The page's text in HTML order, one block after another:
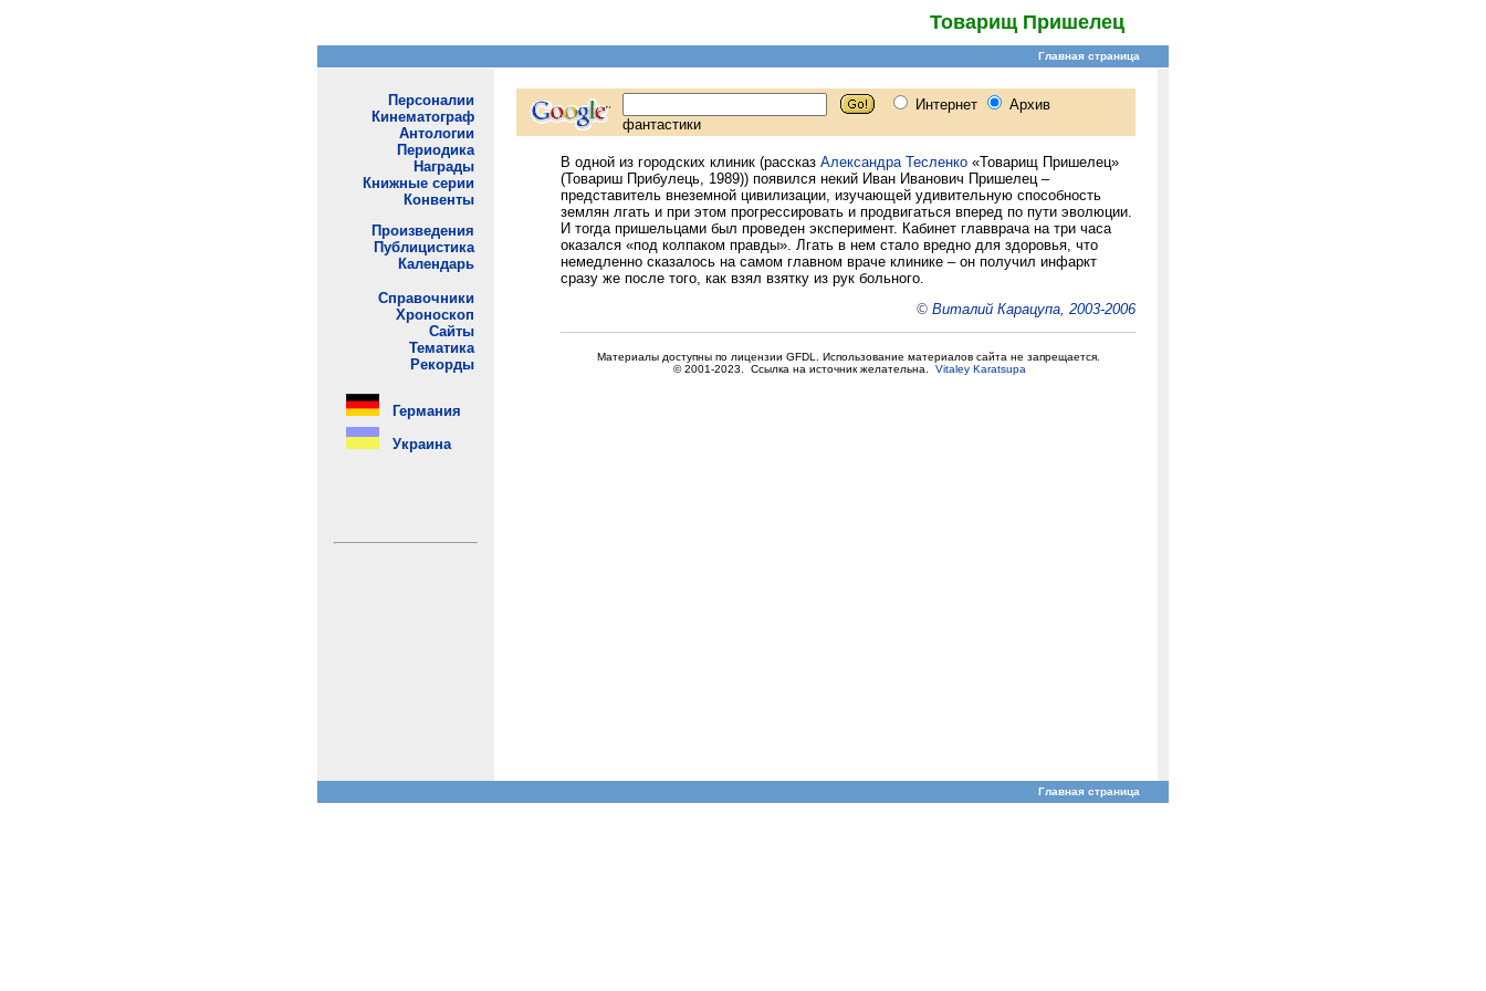
Товарищ Пришелец
В одной из городских клиник (рассказ Александра Тесленко «Товарищ Пришелец»
(Товариш Прибулець, 1989)) появился некий Иван Иванович Пришелец –
представитель внеземной цивилизации, изучающей удивительную способность
землян лгать и при этом прогрессировать и продвигаться вперед по пути эволюции.
И тогда пришельцами был проведен эксперимент. Кабинет главврача на три часа
оказался «под колпаком правды». Лгать в нем стало вредно для здоровья, что
немедленно сказалось на самом главном враче клинике – он получил инфаркт
сразу же после того, как взял взятку из рук больного.
© Виталий Карацупа, 2003-2006